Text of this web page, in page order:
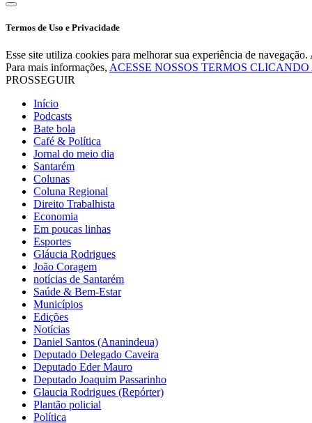
Termos de Uso e Privacidade
Esse site utiliza cookies para melhorar sua experiência de
Para mais informações, ACESSE NOSSOS TERMOS
PROSSEGUIR
Início
Podcasts
Bate bola
Café & Política
Jornal do meio dia
Santarém
Colunas
Coluna Regional
Direito Trabalhista
Economia
Em poucas linhas
Esportes
Gláucia Rodrigues
João Coragem
notícias de Santarém
Saúde & Bem-Estar
Municípios
Edições
Notícias
Daniel Santos (Ananindeua)
Deputado Delegado Caveira
Deputado Eder Mauro
Deputado Joaquim Passarinho
Glaucia Rodrigues (Repórter)
Plantão policial
Política